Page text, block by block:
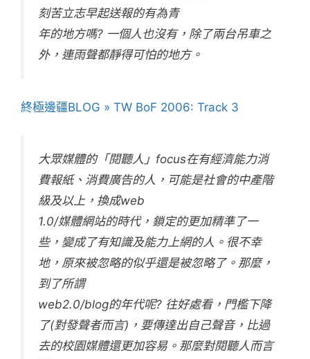
刻苦立志早起送報的有為青
年的地方嗎? 一個人也沒有，除了兩台吊車之
外，連雨聲都靜得可怕的地方。
終極邊疆BLOG » TW BoF 2006: Track 3
大眾媒體的「閱聽人」focus在有經濟能力消
費報紙、消費廣告的人，可能是社會的中產階
級及以上，換成web
1.0/媒體網站的時代，鎖定的更加精準了一
些，變成了有知識及能力上網的人。很不幸
地，原來被忽略的似乎還是被忽略了。那麼，
到了所謂
web2.0/blog的年代呢? 往好處看，門檻下降
了(對發聲者而言)，要傳達出自己聲音，比過
去的校園媒體還更加容易。那麼對閱聽人而言